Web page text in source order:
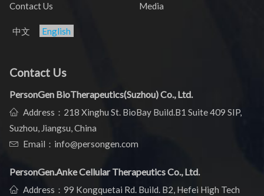
Contact Us
Media
中文 English
Contact Us
PersonGen BioTherapeutics(Suzhou) Co., Ltd.
Address：218 Xinghu St. BioBay Build.B1 Suite 409 SIP,
Suzhou, Jiangsu, China
Email：info@persongen.com
PersonGen.Anke Cellular Therapeutics Co., Ltd.
Address：99 Kongquetai Rd. Build. B2, Hefei High Tech